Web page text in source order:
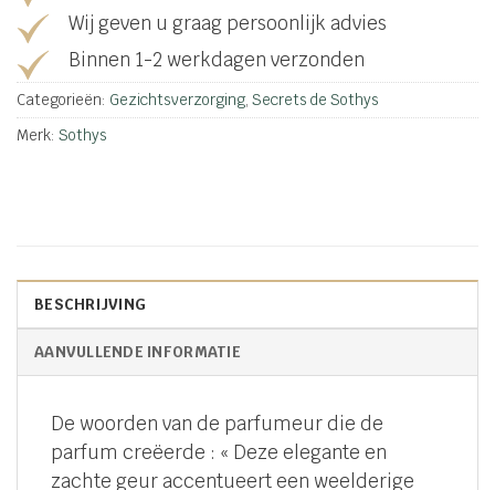
Wij geven u graag persoonlijk advies
Binnen 1-2 werkdagen verzonden
Categorieën: Gezichtsverzorging, Secrets de Sothys
Merk: Sothys
BESCHRIJVING
AANVULLENDE INFORMATIE
De woorden van de parfumeur die de
parfum creëerde : « Deze elegante en
zachte geur accentueert een weelderige